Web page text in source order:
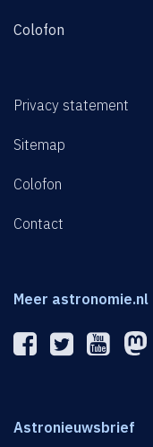
Colofon
Privacy statement
Sitemap
Colofon
Contact
Meer astronomie.nl
Astronieuwsbrief